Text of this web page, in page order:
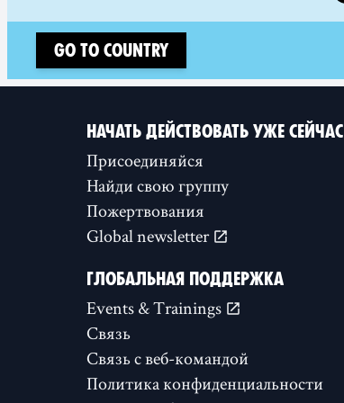
Go to country
НАЧАТЬ ДЕЙСТВОВАТЬ УЖЕ СЕЙЧАС
Присоединяйся
Найди свою группу
Пожертвования
Global newsletter
ГЛОБАЛЬНАЯ ПОДДЕРЖКА
Events & Trainings
Связь
Связь с веб-командой
Политика конфиденциальности